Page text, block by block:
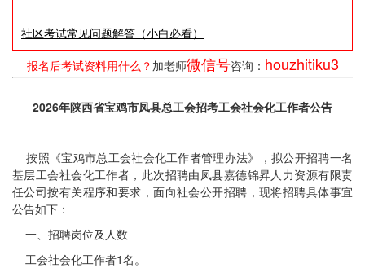
社区考试常见问题解答（小白必看）
报名后考试资料用什么？ 加老师微信号咨询： houzhitiku3
2026年陕西省宝鸡市凤县总工会招考工会社会化工作者公告
按照《宝鸡市总工会社会化工作者管理办法》，拟公开招聘一名
基层工会社会化工作者，此次招聘由凤县嘉德锦昇人力资源有限责
任公司按有关程序和要求，面向社会公开招聘，现将招聘具体事宜
公告如下：
一、招聘岗位及人数
工会社会化工作者1名。